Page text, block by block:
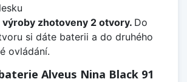
výroby zhotoveny 2 otvory. Do
si dáte baterii a do druhého
ovládání.
Alveus Nina Black 91